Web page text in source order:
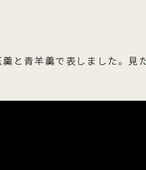
と青羊羹で表しました。見